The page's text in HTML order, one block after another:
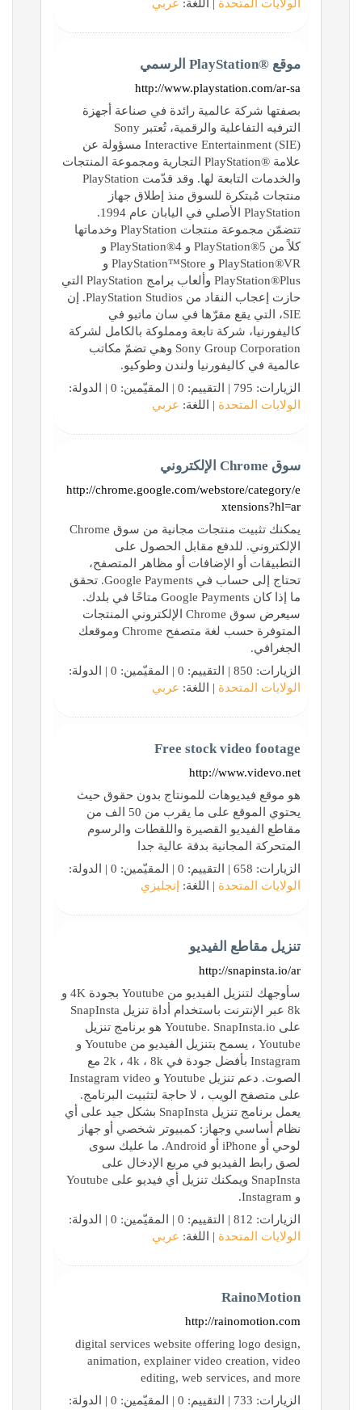
الولايات المتحدة | اللغة: عربي
موقع PlayStation®‎ الرسمي
http://www.playstation.com/ar-sa
بصفتها شركة عالمية رائدة في صناعة أجهزة
الترفيه التفاعلية والرقمية، تُعتبر Sony
Interactive Entertainment (SIE)‎ مسؤولة عن
علامة PlayStation®‎ التجارية ومجموعة المنتجات
والخدمات التابعة لها. وقد قدّمت PlayStation
منتجات مُبتكرة للسوق منذ إطلاق جهاز
PlayStation الأصلي في اليابان عام 1994.
تتضمّن مجموعة منتجات PlayStation وخدماتها
كلاً من PlayStation®5 و PlayStation®4 و
PlayStation®VR و PlayStation™Store و
PlayStation®Plus وألعاب برامج PlayStation التي
حازت إعجاب النقاد من PlayStation Studios. إن
SIE، التي يقع مقرّها في سان ماتيو في
كاليفورنيا، شركة تابعة ومملوكة بالكامل لشركة
Sony Group Corporation وهي تضمّ مكاتب
عالمية في كاليفورنيا ولندن وطوكيو.
الزيارات: 795 | التقييم: 0 | المقيّمين: 0 | الدولة:
الولايات المتحدة | اللغة: عربي
‏سوق Chrome الإلكتروني
http://chrome.google.com/webstore/category/e
xtensions?hl=ar
يمكنك تثبيت منتجات مجانية من سوق Chrome
الإلكتروني. للدفع مقابل الحصول على
التطبيقات أو الإضافات أو مظاهر المتصفح،
تحتاج إلى حساب في Google Payments. تحقق
ما إذا كان Google Payments متاحًا في بلدك.
سيعرض سوق Chrome الإلكتروني المنتجات
المتوفرة حسب لغة متصفح Chrome وموقعك
الجغرافي.
الزيارات: 850 | التقييم: 0 | المقيّمين: 0 | الدولة:
الولايات المتحدة | اللغة: عربي
Free stock video footage
http://www.videvo.net
هو موقع فيديوهات للمونتاج بدون حقوق حيث
يحتوي الموقع على ما يقرب من 50 الف من
مقاطع الفيديو القصيرة واللقطات والرسوم
المتحركة المجانية بدقة عالية جدا
الزيارات: 658 | التقييم: 0 | المقيّمين: 0 | الدولة:
الولايات المتحدة | اللغة: إنجليزي
تنزيل مقاطع الفيديو
http://snapinsta.io/ar
سأوجهك لتنزيل الفيديو من Youtube بجودة 4K و
8k عبر الإنترنت باستخدام أداة تنزيل SnapInsta
على Youtube. SnapInsta.io هو برنامج تنزيل
Youtube ، يسمح بتنزيل الفيديو من Youtube و
Instagram بأفضل جودة في 2k ، 4k ، 8k مع
الصوت. دعم تنزيل Youtube و Instagram video
على متصفح الويب ، لا حاجة لتثبيت البرنامج.
يعمل برنامج تنزيل SnapInsta بشكل جيد على أي
نظام أساسي وجهاز: كمبيوتر شخصي أو جهاز
لوحي أو iPhone أو Android. ما عليك سوى
لصق رابط الفيديو في مربع الإدخال على
SnapInsta ويمكنك تنزيل أي فيديو على Youtube
و Instagram.
الزيارات: 812 | التقييم: 0 | المقيّمين: 0 | الدولة:
الولايات المتحدة | اللغة: عربي
RainoMotion
http://rainomotion.com
digital services website offering logo design,
animation, explainer video creation, video
editing, web services, and more
الزيارات: 733 | التقييم: 0 | المقيّمين: 0 | الدولة: